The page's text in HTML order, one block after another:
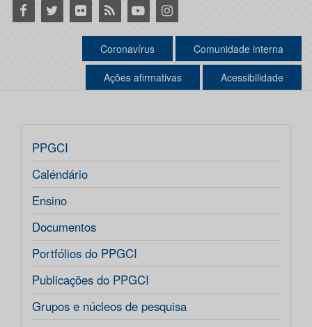
Facebook
Twitter Flickr RSS YoutubeInstagram
Coronavírus Comunidade interna
Ações afirmativas Acessibilidade
PPGCI
Caléndário
Ensino
Documentos
Portfólios do PPGCI
Publicações do PPGCI
Grupos e núcleos de pesquisa